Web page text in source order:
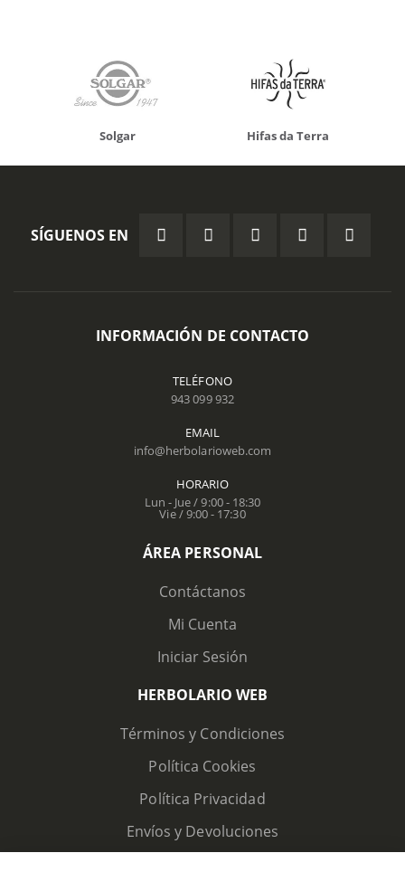
Solgar Hifas da Terra
SÍGUENOS EN
INFORMACIÓN DE CONTACTO
TELÉFONO
943 099 932
EMAIL
info@herbolarioweb.com
HORARIO
Lun - Jue / 9:00 - 18:30
Vie / 9:00 - 17:30
ÁREA PERSONAL
Contáctanos
Mi Cuenta
Iniciar Sesión
HERBOLARIO WEB
Términos y Condiciones
Política Cookies
Política Privacidad
Envíos y Devoluciones